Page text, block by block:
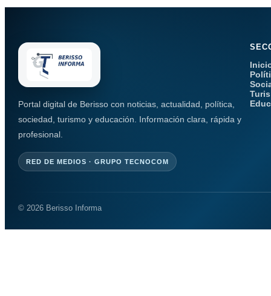
Portal digital de Berisso con noticias, actualidad, política,
sociedad, turismo y educación. Información clara, rápida y
profesional.
RED DE MEDIOS · GRUPO TECNOCOM
© 2026 Berisso Informa